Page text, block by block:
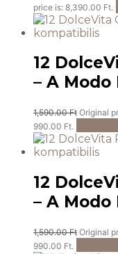
price is: 8,390.00 Ft.
12
– A
1,590.00Ft Original
990.00 Ft.
12
– A
1,590.00Ft Original
990.00 Ft.